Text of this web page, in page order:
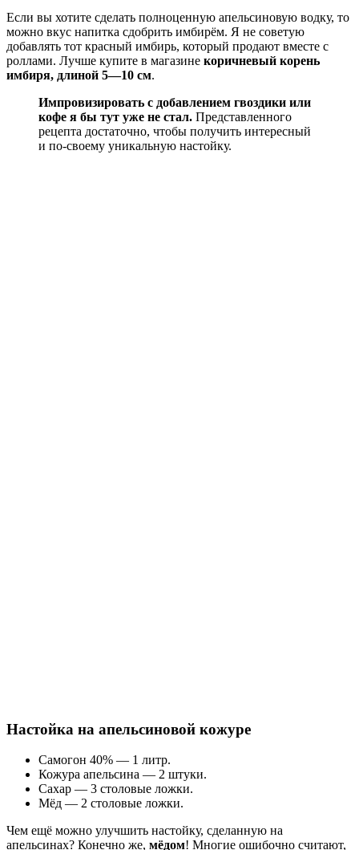
Если вы хотите сделать полноценную апельсиновую водку, то
можно вкус напитка сдобрить имбирём. Я не советую
добавлять тот красный имбирь, который продают вместе с
роллами. Лучше купите в магазине коричневый корень
имбиря, длиной 5—10 см.
Импровизировать с добавлением гвоздики или
кофе я бы тут уже не стал. Представленного
рецепта достаточно, чтобы получить интересный
и по-своему уникальную настойку.
Настойка на апельсиновой кожуре
Самогон 40% — 1 литр.
Кожура апельсина — 2 штуки.
Сахар — 3 столовые ложки.
Мёд — 2 столовые ложки.
Чем ещё можно улучшить настойку, сделанную на
апельсинах? Конечно же, мёдом! Многие ошибочно считают,